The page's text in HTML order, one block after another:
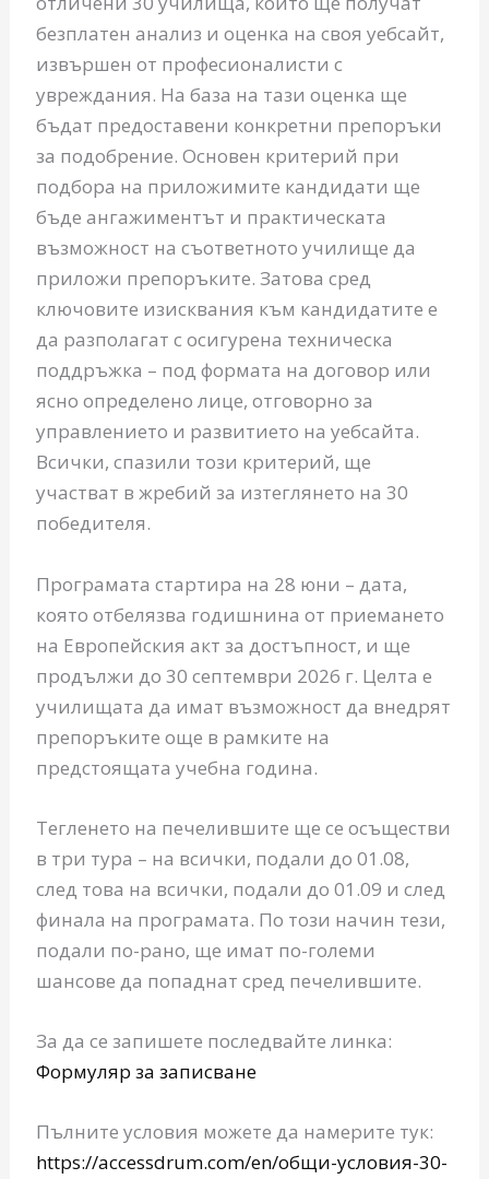
безплатен анализ и оценка на своя уебсайт,
извършен от професионалисти с
увреждания. На база на тази оценка ще
бъдат предоставени конкретни препоръки
за подобрение. Основен критерий при
подбора на приложимите кандидати ще
бъде ангажиментът и практическата
възможност на съответното училище да
приложи препоръките. Затова сред
ключовите изисквания към кандидатите е
да разполагат с осигурена техническа
поддръжка – под формата на договор или
ясно определено лице, отговорно за
управлението и развитието на уебсайта.
Всички, спазили този критерий, ще
участват в жребий за изтеглянето на 30
победителя.
Програмата стартира на 28 юни – дата,
която отбелязва годишнина от приемането
на Европейския акт за достъпност, и ще
продължи до 30 септември 2026 г. Целта е
училищата да имат възможност да внедрят
препоръките още в рамките на
предстоящата учебна година.
Тегленето на печелившите ще се осъществи
в три тура – на всички, подали до 01.08,
след това на всички, подали до 01.09 и след
финала на програмата. По този начин тези,
подали по-рано, ще имат по-големи
шансове да попаднат сред печелившите.
За да се запишете последвайте линка:
Формуляр за записване
Пълните условия можете да намерите тук:
https://accessdrum.com/en/общи-условия-30-